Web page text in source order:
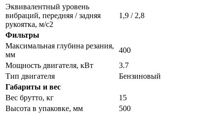
Эквивалентный уровень
вибраций, передняя / задняя
рукоятка, м/с2
1,9 / 2,8
Фильтры
Максимальная глубина резания,
мм
400
Мощность двигателя, кВт
3.7
Тип двигателя
Бензиновый
Габариты и вес
Вес брутто, кг
15
Высота в упаковке, мм
500